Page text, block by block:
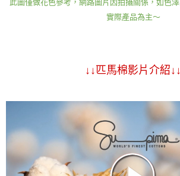
此圖僅做花色參考，網路圖片因拍攝關係，如色
實際產品為主～
↓↓匹馬棉影片介紹↓↓